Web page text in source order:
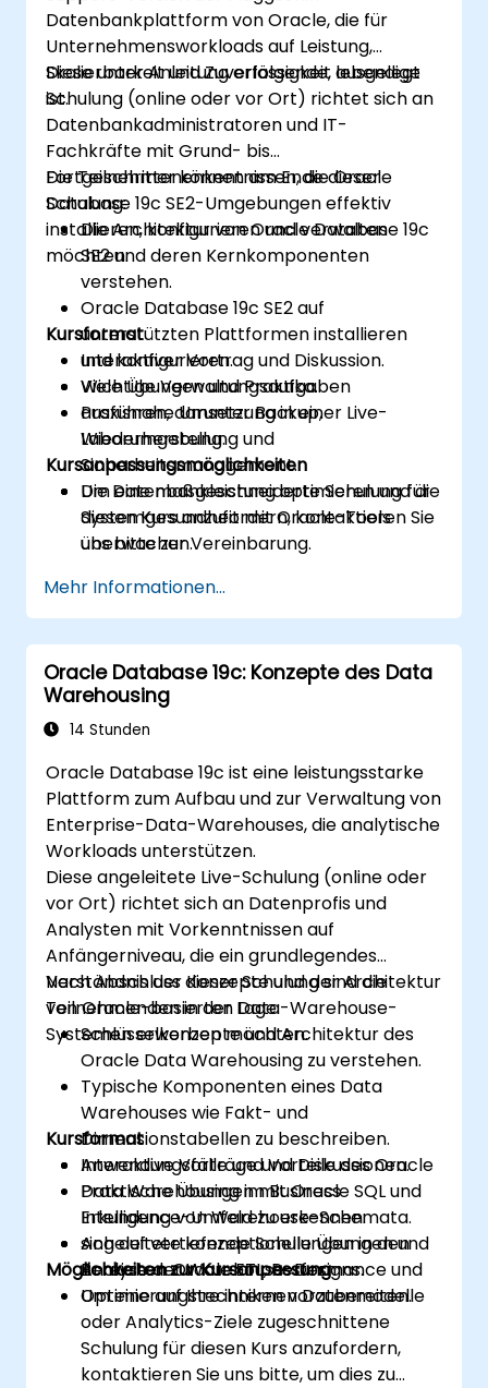
Ausführungsplänen zu überwachen und
Störungen zu beheben.
Den Übergang von Version 11g auf 19c
unter Verwendung unterstützter
Upgrade-Pfade und Tools zu planen und
durchzuführen.
Datenbankplattform von Oracle, die für
Unternehmensworkloads auf Leistung,
Skalierbarkeit und Zuverlässigkeit ausgelegt
ist.
Diese unter Anleitung erfolgende, lebendige
Schulung (online oder vor Ort) richtet sich an
Datenbankadministratoren und IT-
Fachkräfte mit Grund- bis
Fortgeschrittenenkentnissen, die Oracle
Database 19c SE2-Umgebungen effektiv
installieren, konfigurieren und verwalten
möchten.
Die Teilnehmer können am Ende dieser
Schulung:
Die Architektur von Oracle Database 19c
SE2 und deren Kernkomponenten
verstehen.
Oracle Database 19c SE2 auf
unterstützten Plattformen installieren
und konfigurieren.
Wichtige Verwaltungsaufgaben
ausführen, darunter Backup,
Wiederherstellung und
Sicherheitsmanagement.
Die Datenbankleistung optimieren und die
Systemgesundheit mit Oracle-Tools
überwachen.
Oracle Database auf 19c planen und
durchführen.
Kursformat
Interaktiver Vortrag und Diskussion.
Viele Übungen und Praktika.
Praxisnahe Umsetzung in einer Live-
Laborumgebung.
Kursanpassungsmöglichkeiten
Um eine maßgeschneiderte Schulung für
diesen Kurs anzufordern, kontaktieren Sie
uns bitte zur Vereinbarung.
Mehr Informationen...
Oracle Database 19c: Konzepte des Data
Warehousing
14 Stunden
Oracle Database 19c ist eine leistungsstarke
Plattform zum Aufbau und zur Verwaltung von
Enterprise-Data-Warehouses, die analytische
Workloads unterstützen.
Diese angeleitete Live-Schulung (online oder
vor Ort) richtet sich an Datenprofis und
Analysten mit Vorkenntnissen auf
Anfängerniveau, die ein grundlegendes
Verständnis der Konzepte und der Architektur
von Oracle-basierten Data-Warehouse-
Systemen erwerben möchten.
Nach Abschluss dieser Schulung sind die
Teilnehmenden in der Lage:
Schlüsselkonzepte und Architektur des
Oracle Data Warehousing zu verstehen.
Typische Komponenten eines Data
Warehouses wie Fakt- und
Dimensionstabellen zu beschreiben.
Anwendungsfälle und Vorteile des Oracle
Data Warehousing im Business
Intelligence-Umfeld zu erkennen.
sich auf vertiefende Schulungen in den
Bereichen Oracle ETL, Performance und
Optimierungstechniken vorzubereiten.
Kursformat
Interaktive Vorträge und Diskussionen.
Praktische Übungen mit Oracle SQL und
Erkundung von Warehouse-Schemata.
Angeleitete konzeptionelle Übungen und
Analyse der Warehouse-Designs.
Möglichkeiten zur Kursanpassung
Um eine auf Ihre internen Datenmodelle
oder Analytics-Ziele zugeschnittene
Schulung für diesen Kurs anzufordern,
kontaktieren Sie uns bitte, um dies zu